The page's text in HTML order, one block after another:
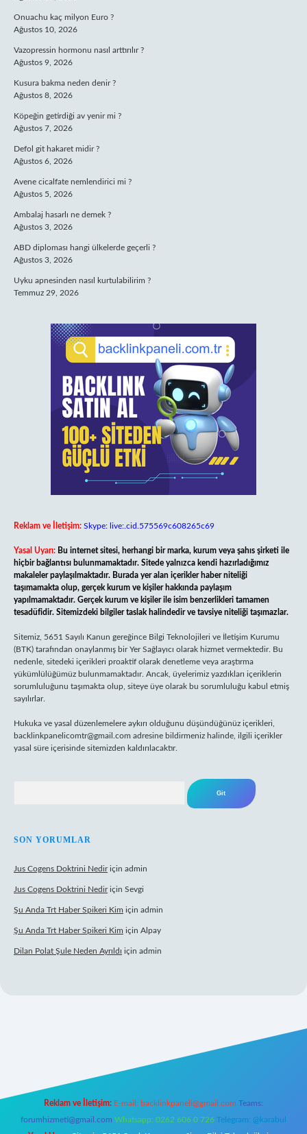
Onuachu kaç milyon Euro ?
Ağustos 10, 2026
Vazopressin hormonu nasıl arttırılır ?
Ağustos 9, 2026
Kusura bakma neden denir ?
Ağustos 8, 2026
Köpeğin getirdiği av yenir mi ?
Ağustos 7, 2026
Defol git hakaret midir ?
Ağustos 6, 2026
Avene cicalfate nemlendirici mi ?
Ağustos 5, 2026
Ambalaj hasarlı ne demek ?
Ağustos 3, 2026
ABD diploması hangi ülkelerde geçerli ?
Ağustos 3, 2026
Uyku apnesinden nasıl kurtulabilirim ?
Temmuz 29, 2026
Reklam ve İletişim: Skype: live:.cid.575569c608265c69
Yasal Uyarı: Bu internet sitesi, herhangi bir marka, kurum veya şahıs şirketi ile
hiçbir bağlantısı bulunmamaktadır. Sitede yalnızca kendi hazırladığımız
makaleler paylaşılmaktadır. Burada yer alan içerikler haber niteliği
taşımamakta olup, gerçek kurum ve kişiler hakkında paylaşım
yapılmamaktadır. Gerçek kurum ve kişiler ile isim benzerlikleri tamamen
tesadüfidir. Sitemizdeki bilgiler taslak halindedir ve tavsiye niteliği taşımazlar.
Sitemiz, 5651 Sayılı Kanun gereğince Bilgi Teknolojileri ve İletişim Kurumu
(BTK) tarafından onaylanmış bir Yer Sağlayıcı olarak hizmet vermektedir. Bu
nedenle, sitedeki içerikleri proaktif olarak denetleme veya araştırma
yükümlülüğümüz bulunmamaktadır. Ancak, üyelerimiz yazdıkları içeriklerin
sorumluluğunu taşımakta olup, siteye üye olarak bu sorumluluğu kabul etmiş
sayılırlar.
Hukuka ve yasal düzenlemelere aykırı olduğunu düşündüğünüz içerikleri,
backlinkpanelicomtr@gmail.com adresine bildirmeniz halinde, ilgili içerikler
yasal süre içerisinde sitemizden kaldırılacaktır.
SON YORUMLAR
Jus Cogens Doktrini Nediriçin admin
Jus Cogens Doktrini Nediriçin Sevgi
Şu Anda Trt Haber Spikeri Kim için admin
Şu Anda Trt Haber Spikeri Kim için Alpay
Dilan Polat Şule Neden Ayrıldı için admin
Reklam ve İletişim: E-mail: backlinkpaneli@gmail.com Teams:
forumhizmeti@gmail.com Whatsapp: 0262 606 0 726 Telegram: @karabul